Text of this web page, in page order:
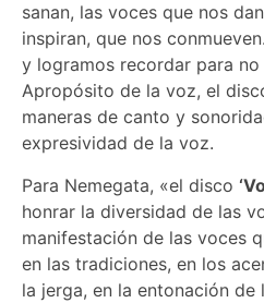
sanan, las voces que nos
inspiran, que nos
y logramos recordar para
Apropósito de la voz, el
maneras de canto y
expresividad de la voz.
Para Nemegata, «el disco
honrar la diversidad de las
manifestación de las voces
en las tradiciones, en los
la jerga, en la entonación de